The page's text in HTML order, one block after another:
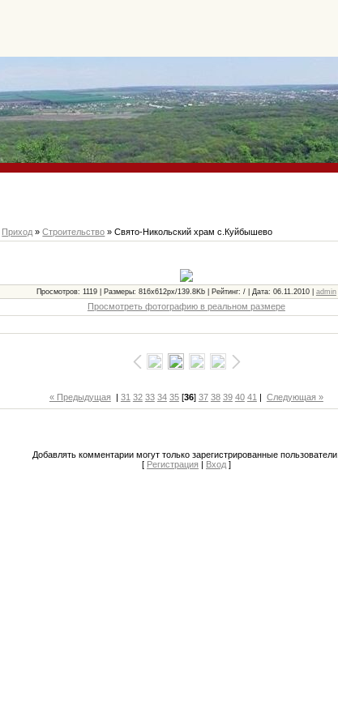
Приход »Строительство » Свято-Никольский храм с.Куйбышево
Просмотров: 1119 | Размеры: 816x612px/139.8Kb | Рейтинг: / | Дата: 06.11.2010 | admin
Просмотреть фотографию в реальном размере
« Предыдущая | 31 32 33 34 35[36] 37 38 39 40 41 | Следующая »
Добавлять комментарии могут только зарегистрированные пользователи.
[ Регистрация Вход]